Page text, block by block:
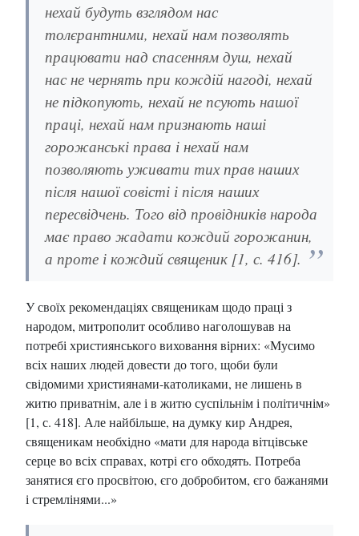
нехай будуть взглядом нас
толєрантними, нехай нам позволять
працювати над спасенням душ, нехай
нас не чернять при кождій нагоді, нехай
не підкопують, нехай не псують нашої
праці, нехай нам признають наші
горожанські права і нехай нам
позволяють уживати тих прав наших
після нашої совісті і після наших
пересвідчень. Того від провідників народа
має право жадати кождий горожанин,
а проте і кождий священик [1, с. 416].
У своїх рекомендаціях священикам щодо праці з
народом, митрополит особливо наголошував на
потребі християнського виховання вірних: «Мусимо
всіх наших людей довести до того, щоби були
свідомими християнами-католиками, не лишень в
житю приватнім, але і в житю суспільнім і політичнім»
[1, с. 418]. Але найбільше, на думку кир Андрея,
священикам необхідно «мати для народа вітцівське
серце во всіх справах, котрі єго обходять. Потреба
занятися єго просвітою, єго добробитом, єго бажанями
і стремлінями...»